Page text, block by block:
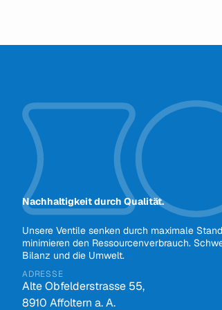
Nachhaltigkeit durch Qualität.
Unsere Ventile senken durch maximale
minimieren den Ressourcenverbrauch.
Bilanz und die Umwelt.
ADRESSE
Alte Obfelderstrasse 55,
8910 Affoltern a. A.